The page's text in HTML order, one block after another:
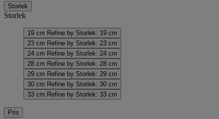
Storlek
Storlek
19 cm Refine by Storlek: 19 cm
23 cm Refine by Storlek: 23 cm
24 cm Refine by Storlek: 24 cm
28 cm Refine by Storlek: 28 cm
29 cm Refine by Storlek: 29 cm
30 cm Refine by Storlek: 30 cm
33 cm Refine by Storlek: 33 cm
Pris